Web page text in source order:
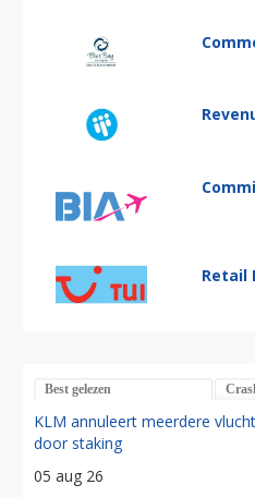
Retail
Best gelezen
KLM annuleert meerdere
door staking
05 aug 26